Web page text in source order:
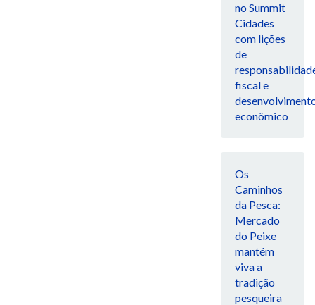
no Summit
Cidades
com lições
de
fiscal e
econômico
Os
Caminhos
da Pesca:
Mercado
do Peixe
mantém
viva a
tradição
pesqueira